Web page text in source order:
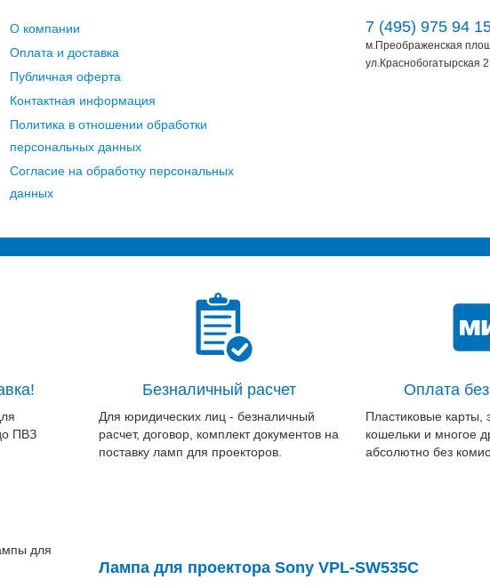
О компании
Оплата и доставка
Публичная оферта
Контактная информация
Политика в отношении обработки
персональных данных
Согласие на обработку персональных
данных
7 (495) 975 94
м.Преображенская
ул.Краснобогатырская
ПВЗ
Безналичный расчет
Для юридических лиц - безналичный
расчет, договор, комплект документов на
поставку ламп для проекторов.
Оплата
Пластиковые карты,
кошельки и многое
абсолютно без
для
Лампа для проектора Sony VPL-SW535C